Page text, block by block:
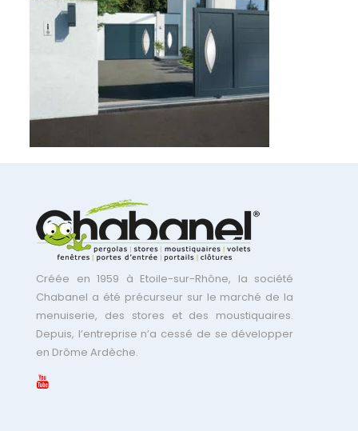
Créée en 1959 à Etoile-sur-Rhône, la société
Chabanel a été précurseur sur le marché de la
menuiserie, des stores et des moustiquaires.
Depuis, l’entreprise n’a cessé de se développer
en Drôme Ardèche.